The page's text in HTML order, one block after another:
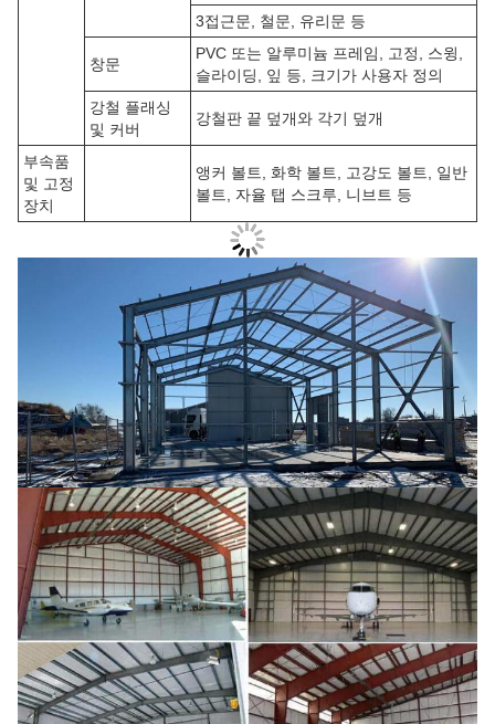
3접근문, 철문, 유리문 등
창문
PVC 또는 알루미늄 프레임, 고정, 스윙,
슬라이딩, 잎 등, 크기가 사용자 정의
강철 플래싱
및 커버
강철판 끝 덮개와 각기 덮개
부속품
및 고정
장치
앵커 볼트, 화학 볼트, 고강도 볼트, 일반
볼트, 자율 탭 스크루, 니브트 등